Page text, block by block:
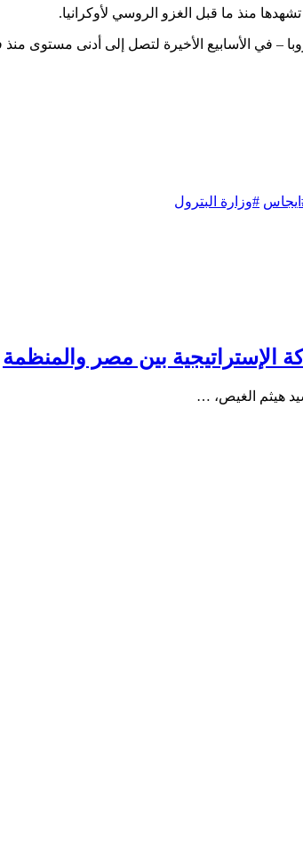
منذ ما قبل الغزو الروسي لأوكرانيا.
#وزارة البترول
الإستراتيجية بين مصر والمنظمة
هيثم الغيص، …